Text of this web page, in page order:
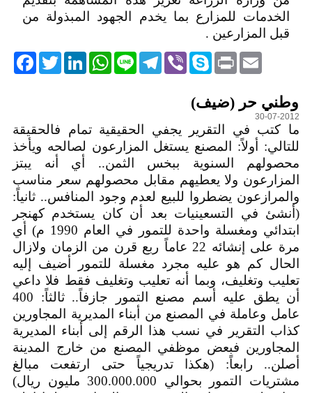
الخدمات للمزارع بما يخدم الجهود المبذولة من
قبل المزارعين .
TwitterLinkedIn
WhatsApp Line
Telegram ViberSkype PrintEmail
وطني حر (ضيف)
30-07-2012
ما كتب في التقرير يجفي الحقيقية تمام فالحقيقة
للتالي: أولاً: المصنع يستغل المزارعون لصالحه ويأخذ
محصولهم السنوية ببخس الثمن.. أي أنه يبتز
المزارعون ولا يعطيهم مقابل محصولهم سعر مناسب
والمرازعون يضطروا للبيع لعدم وجود المنافس.. ثانياً:
(أنشئ في التسعينيات بعد أن كان يستخدم كهنجر
ابتدائي ومغسلة واحدة للتمور في العام 1990 م) أي
مرة على إنشائه 22 عاماً ربع قرن من الزمان ولازال
الحال كم هو عليه مجرد مغسلة للتمور أضيف إليه
تعليب وتغليف، وبما أنه تعليب وتغليف فقط فلا داعي
أن يطق عليه أسم مصنع التمور جازفاً.. ثالثاً: 400
عامل وعاملة في المصنع من أبناء المديرية المجاورين
كذاب التقرير في نسب هذا الرقم إلى أبناء المديرية
المجاورين فبعض موظفي المصنع من خارج المدينة
أصلن.. رابعاً: (هكذا تدريجياً حتى ارتفعت مبالغ
مشتريات التمور بحوالي 300.000.000 مليون ريال)